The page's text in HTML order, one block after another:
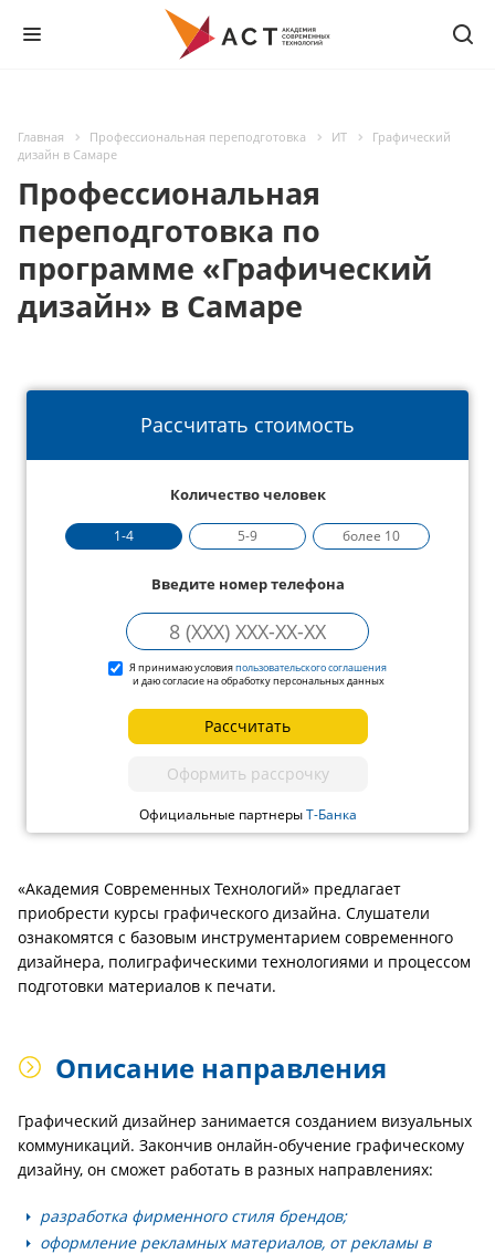
Главная Профессиональная переподготовка ИТ
Графический
дизайн в Самаре
Профессиональная
переподготовка по
программе «Графический
дизайн» в Самаре
Рассчитать стоимость
Количество человек
1-4 5-9 более 10
Введите номер телефона
Я принимаю условияпользовательского соглашения
и даю согласие на обработку персональных данных
Рассчитать
Оформить рассрочку
Официальные партнерыТ-Банка
«Академия Современных Технологий» предлагает
приобрести курсы графического дизайна. Слушатели
ознакомятся с базовым инструментарием современного
дизайнера, полиграфическими технологиями и процессом
подготовки материалов к печати.
Описание направления
Графический дизайнер занимается созданием визуальных
коммуникаций. Закончив онлайн-обучение графическому
дизайну, он сможет работать в разных направлениях:
разработка фирменного стиля брендов;
оформление рекламных материалов, от рекламы в